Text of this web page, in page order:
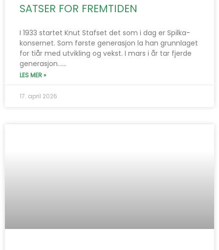
SATSER FOR FREMTIDEN
I 1933 startet Knut Stafset det som i dag er Spilka-
konsernet. Som første generasjon la han grunnlaget
for tiår med utvikling og vekst. I mars i år tar fjerde
generasjon…...
LES MER »
17. april 2026